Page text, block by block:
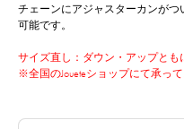
チェーンにアジャスターカンが
可能です。
サイズ直し：ダウン・アップとも
※全国のJoueteショップにて承って